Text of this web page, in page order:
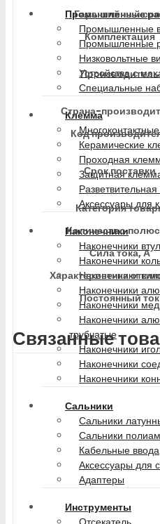
Промышленные
Промышленные
Промышленные
Низковольтные
Устройства с
Специальные
Клемма
Керамические
Проходная
Защитная
Аксессуары для
Наконечники
Наконечники
Наконечники
Наконечники
Наконечники
Наконечники
Наконечники
трубчатые
Наконечники
Наконечники
Наконечники
Сальники
Сальники
Сальники
Кабельные ввода
Аксессуары для
Адаптеры
Инструменты
Гарантийный
Комплектация
Производитель
Страна-
Код
Срок поставки
Категория
Количество
Сила тока, А
Характеристика
Постоянный ток
Связанные